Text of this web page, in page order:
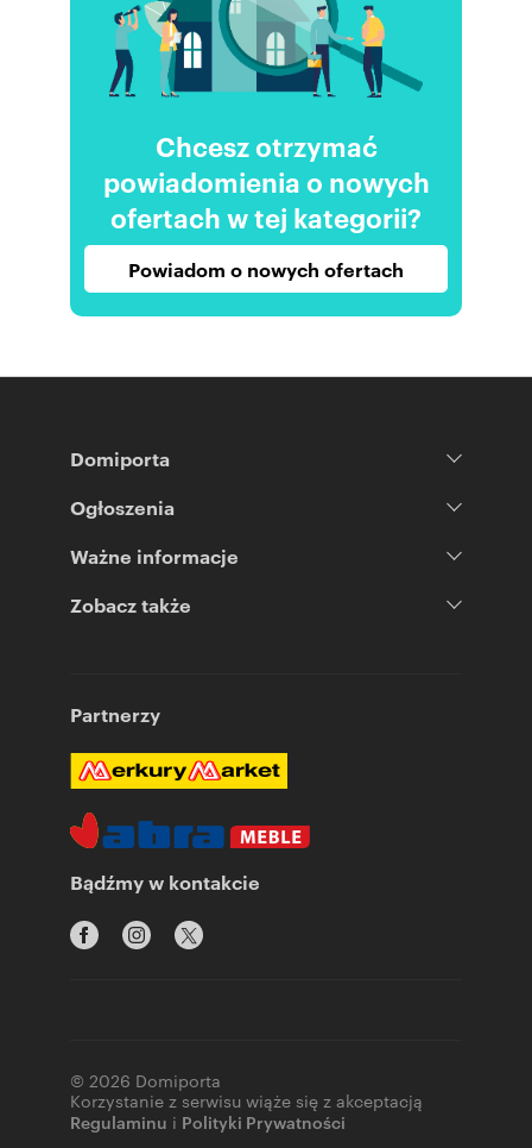
Chcesz otrzymać
powiadomienia o nowych
ofertach w tej kategorii?
Powiadom o nowych ofertach
Domiporta
Ogłoszenia
Ważne informacje
Zobacz także
Partnerzy
Bądźmy w kontakcie
© 2026 Domiporta
Korzystanie z serwisu wiąże się z akceptacją
Regulaminu i Polityki Prywatności